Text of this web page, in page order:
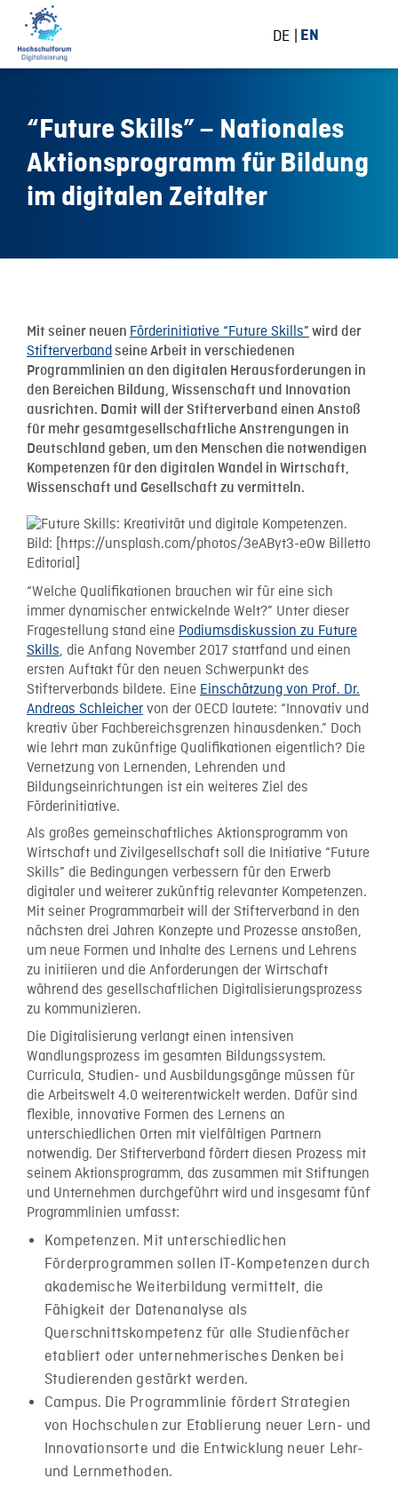
DE EN
“Future Skills” – Nationales
Aktionsprogramm für Bildung
im digitalen Zeitalter
Mit seiner neuen Förderinitiative “Future Skills”wird der
Stifterverbandseine Arbeit in verschiedenen
Programmlinien an den digitalen Herausforderungen in
den Bereichen Bildung, Wissenschaft und Innovation
ausrichten. Damit will der Stifterverband einen Anstoß
für mehr gesamtgesellschaftliche Anstrengungen in
Deutschland geben, um den Menschen die notwendigen
Kompetenzen für den digitalen Wandel in Wirtschaft,
Wissenschaft und Gesellschaft zu vermitteln.
“Welche Qualifikationen brauchen wir für eine sich
immer dynamischer entwickelnde Welt?” Unter dieser
Fragestellung stand eine Podiumsdiskussion zu Future
Skills, die Anfang November 2017 stattfand und einen
ersten Auftakt für den neuen Schwerpunkt des
Stifterverbands bildete. Eine Einschätzung von Prof. Dr.
Andreas Schleicher von der OECD lautete: “Innovativ und
kreativ über Fachbereichsgrenzen hinausdenken.” Doch
wie lehrt man zukünftige Qualifikationen eigentlich? Die
Vernetzung von Lernenden, Lehrenden und
Bildungseinrichtungen ist ein weiteres Ziel des
Förderinitiative.
Als großes gemeinschaftliches Aktionsprogramm von
Wirtschaft und Zivilgesellschaft soll die Initiative “Future
Skills” die Bedingungen verbessern für den Erwerb
digitaler und weiterer zukünftig relevanter Kompetenzen.
Mit seiner Programmarbeit will der Stifterverband in den
nächsten drei Jahren Konzepte und Prozesse anstoßen,
um neue Formen und Inhalte des Lernens und Lehrens
zu initiieren und die Anforderungen der Wirtschaft
während des gesellschaftlichen Digitalisierungsprozess
zu kommunizieren.
Die Digitalisierung verlangt einen intensiven
Wandlungsprozess im gesamten Bildungssystem.
Curricula, Studien- und Ausbildungsgänge müssen für
die Arbeitswelt 4.0 weiterentwickelt werden. Dafür sind
flexible, innovative Formen des Lernens an
unterschiedlichen Orten mit vielfältigen Partnern
notwendig. Der Stifterverband fördert diesen Prozess mit
seinem Aktionsprogramm, das zusammen mit Stiftungen
und Unternehmen durchgeführt wird und insgesamt fünf
Programmlinien umfasst:
Kompetenzen. Mit unterschiedlichen
Förderprogrammen sollen IT-Kompetenzen durch
akademische Weiterbildung vermittelt, die
Fähigkeit der Datenanalyse als
Querschnittskompetenz für alle Studienfächer
etabliert oder unternehmerisches Denken bei
Studierenden gestärkt werden.
Campus. Die Programmlinie fördert Strategien
von Hochschulen zur Etablierung neuer Lern- und
Innovationsorte und die Entwicklung neuer Lehr-
und Lernmethoden.